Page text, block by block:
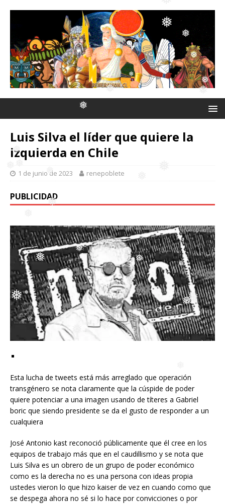
❅
❅
❅
❅
❅
❅
❅
❅
❅
❅
❅ ❅
❅
❅
❅
❅
❅
❅
❅
❅
Luis Silva el líder que quiere la
izquierda en Chile
1 de junio de 2023 renepoblete
PUBLICIDAD
Esta lucha de tweets está más arreglado que operación
transgénero se nota claramente que la cúspide de poder
quiere potenciar a una imagen usando de títeres a Gabriel
boric que siendo presidente se da el gusto de responder a un
cualquiera
José Antonio kast reconoció públicamente que él cree en los
equipos de trabajo más que en el caudillismo y se nota que
Luis Silva es un obrero de un grupo de poder económico
como es la derecha no es una persona con ideas propia
ustedes vieron lo que hizo kaiser de vez en cuando como que
se despega ahora no sé si lo hace por convicciones o por